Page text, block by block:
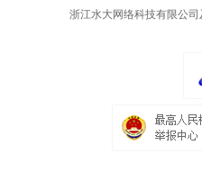
浙江水大网络科技有限公